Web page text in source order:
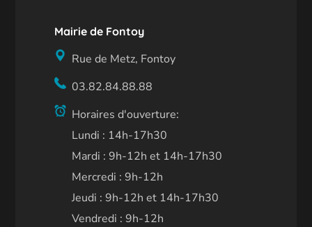
Mairie de Fontoy
Rue de Metz, Fontoy
03.82.84.88.88
Horaires d'ouverture:
Lundi : 14h-17h30
Mardi : 9h-12h et 14h-17h30
Mercredi : 9h-12h
Jeudi : 9h-12h et 14h-17h30
Vendredi : 9h-12h